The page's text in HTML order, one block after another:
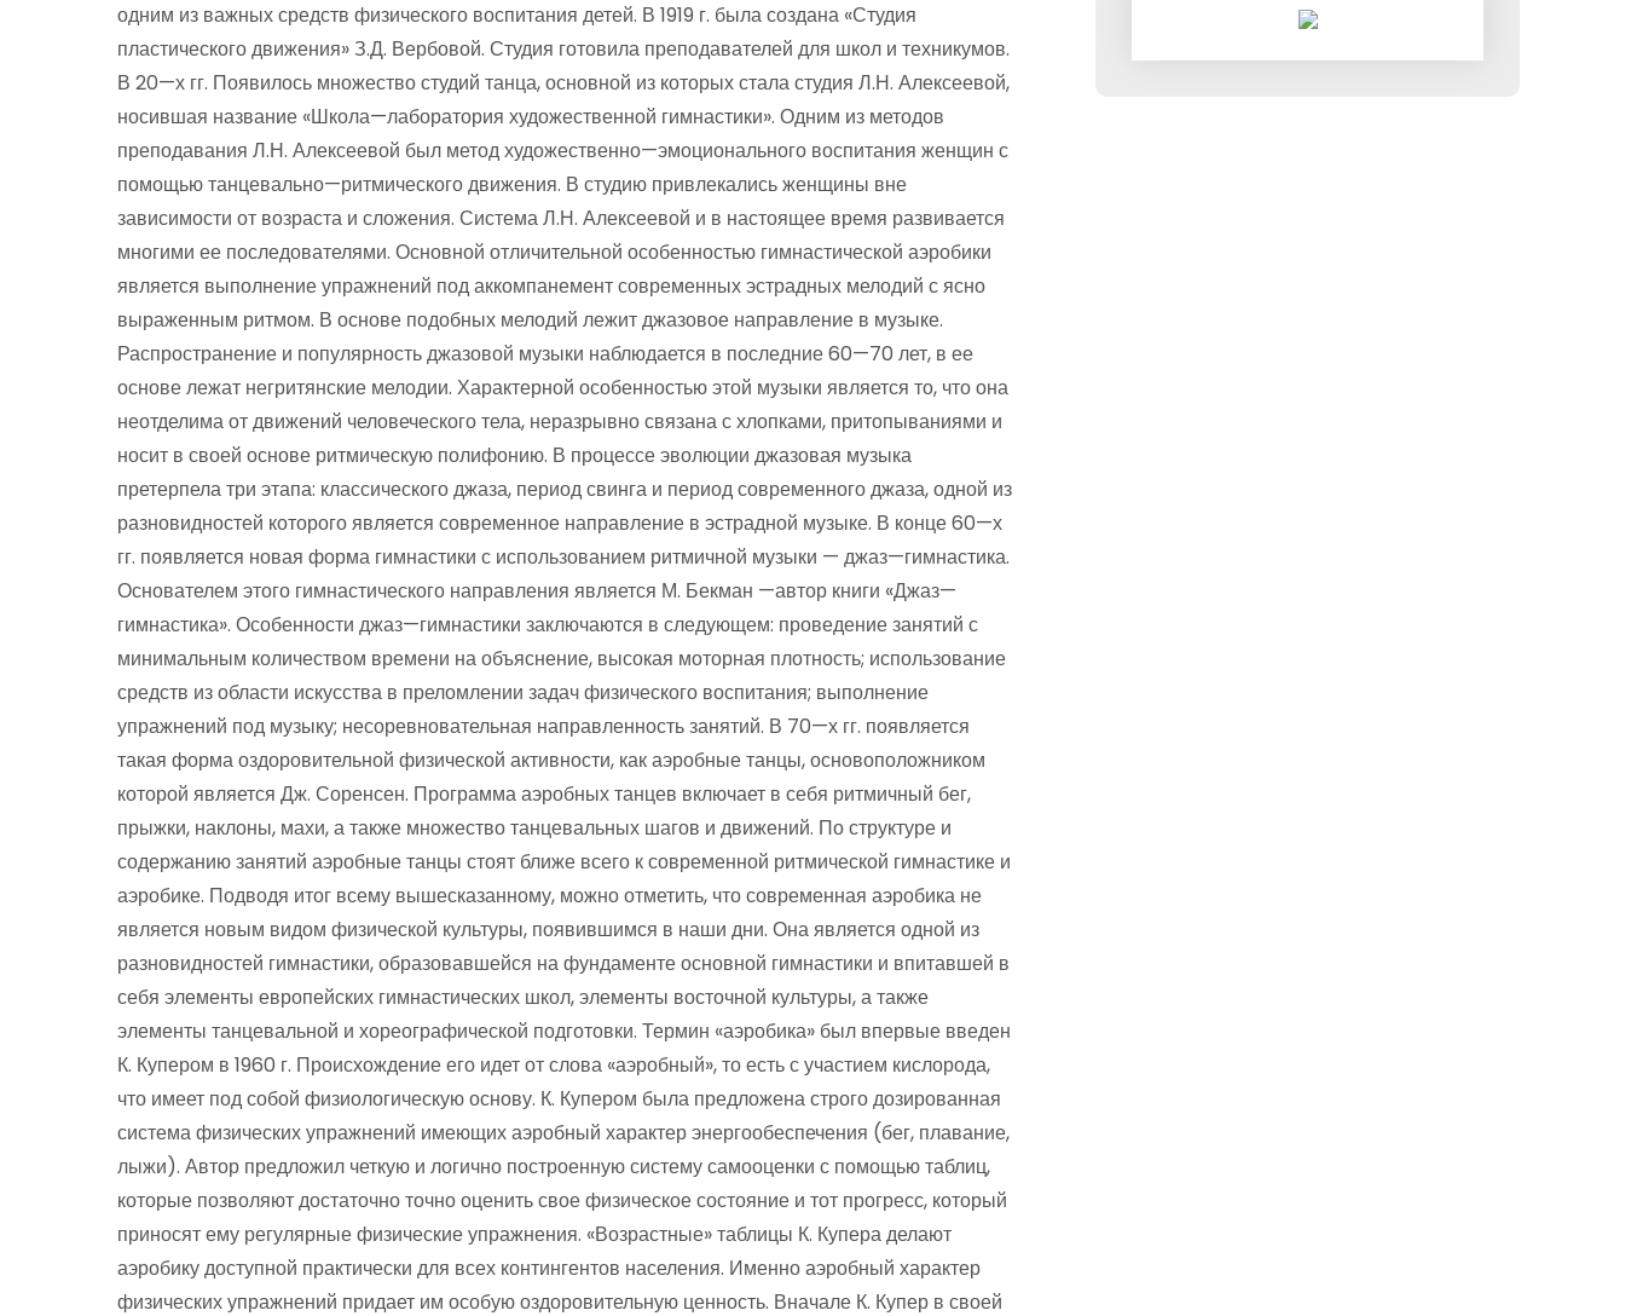
одним из важных средств физического воспитания детей. В 1919 г. была создана «Студия
пластического движения» З.Д. Вербовой. Студия готовила преподавателей для школ и техникумов.
В 20—х гг. Появилось множество студий танца, основной из которых стала студия Л.Н. Алексеевой,
носившая название «Школа—лаборатория художественной гимнастики». Одним из методов
преподавания Л.Н. Алексеевой был метод художественно—эмоционального воспитания женщин с
помощью танцевально—ритмического движения. В студию привлекались женщины вне
зависимости от возраста и сложения. Система Л.Н. Алексеевой и в настоящее время развивается
многими ее последователями. Основной отличительной особенностью гимнастической аэробики
является выполнение упражнений под аккомпанемент современных эстрадных мелодий с ясно
выраженным ритмом. В основе подобных мелодий лежит джазовое направление в музыке.
Распространение и популярность джазовой музыки наблюдается в последние 60—70 лет, в ее
основе лежат негритянские мелодии. Характерной особенностью этой музыки является то, что она
неотделима от движений человеческого тела, неразрывно связана с хлопками, притопываниями и
носит в своей основе ритмическую полифонию. В процессе эволюции джазовая музыка
претерпела три этапа: классического джаза, период свинга и период современного джаза, одной из
разновидностей которого является современное направление в эстрадной музыке. В конце 60—х
гг. появляется новая форма гимнастики с использованием ритмичной музыки — джаз—гимнастика.
Основателем этого гимнастического направления является М. Бекман —автор книги «Джаз—
гимнастика». Особенности джаз—гимнастики заключаются в следующем: проведение занятий с
минимальным количеством времени на объяснение, высокая моторная плотность; использование
средств из области искусства в преломлении задач физического воспитания; выполнение
упражнений под музыку; несоревновательная направленность занятий. В 70—х гг. появляется
такая форма оздоровительной физической активности, как аэробные танцы, основоположником
которой является Дж. Соренсен. Программа аэробных танцев включает в себя ритмичный бег,
прыжки, наклоны, махи, а также множество танцевальных шагов и движений. По структуре и
содержанию занятий аэробные танцы стоят ближе всего к современной ритмической гимнастике и
аэробике. Подводя итог всему вышесказанному, можно отметить, что современная аэробика не
является новым видом физической культуры, появившимся в наши дни. Она является одной из
разновидностей гимнастики, образовавшейся на фундаменте основной гимнастики и впитавшей в
себя элементы европейских гимнастических школ, элементы восточной культуры, а также
элементы танцевальной и хореографической подготовки. Термин «аэробика» был впервые введен
К. Купером в 1960 г. Происхождение его идет от слова «аэробный», то есть с участием кислорода,
что имеет под собой физиологическую основу. К. Купером была предложена строго дозированная
система физических упражнений имеющих аэробный характер энергообеспечения (бег, плавание,
лыжи). Автор предложил четкую и логично построенную систему самооценки с помощью таблиц,
которые позволяют достаточно точно оценить свое физическое состояние и тот прогресс, который
приносят ему регулярные физические упражнения. «Возрастные» таблицы К. Купера делают
аэробику доступной практически для всех контингентов населения. Именно аэробный характер
физических упражнений придает им особую оздоровительную ценность. Вначале К. Купер в своей